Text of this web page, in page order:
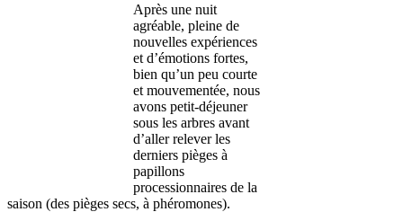
Après une nuit
agréable, pleine de
nouvelles expériences
et d’émotions fortes,
bien qu’un peu courte
et mouvementée, nous
avons petit-déjeuner
sous les arbres avant
d’aller relever les
derniers pièges à
papillons
processionnaires de la
saison (des pièges secs, à phéromones).